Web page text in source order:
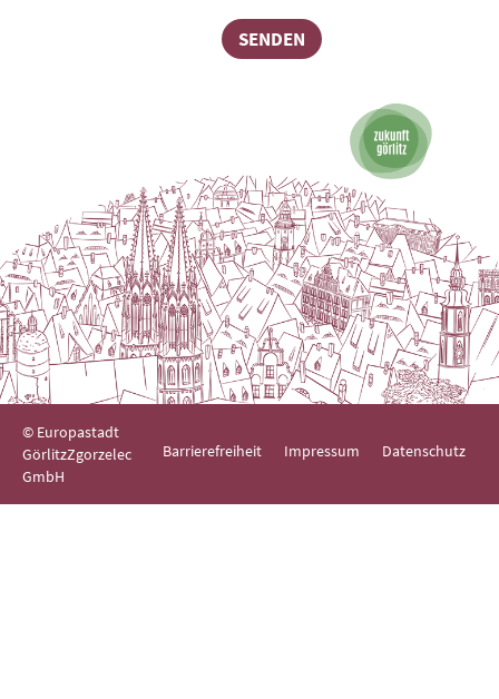
SENDEN
© Europastadt
GörlitzZgorzelec
GmbH
Barrierefreiheit Impressum Datenschutz